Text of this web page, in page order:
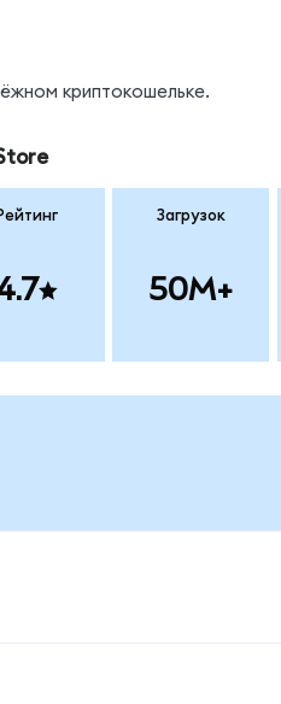
криптокошельке.
Загрузок
50M+